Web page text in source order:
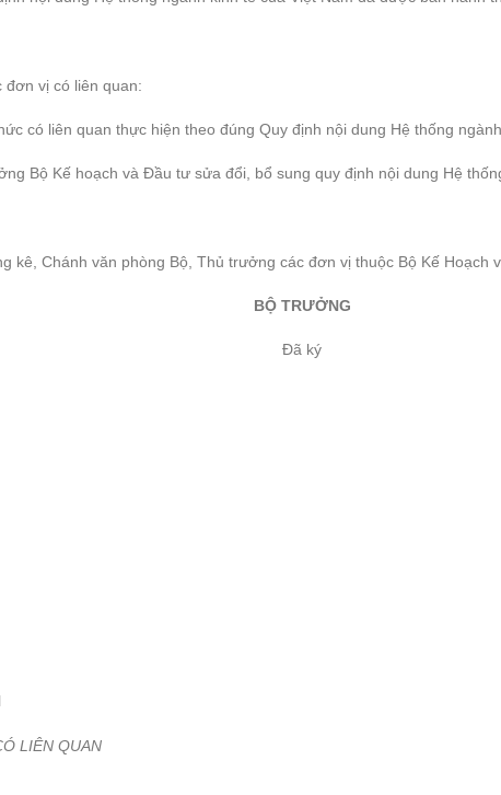
đơn vị có liên quan:
liên quan thực hiện theo đúng Quy định nội dung Hệ thống ngành
Kế hoạch và Đầu tư sửa đổi, bổ sung quy định nội dung Hệ thống
kê, Chánh văn phòng Bộ, Thủ trưởng các đơn vị thuộc Bộ Kế
BỘ TRƯỞNG
Đã ký
LIÊN QUAN